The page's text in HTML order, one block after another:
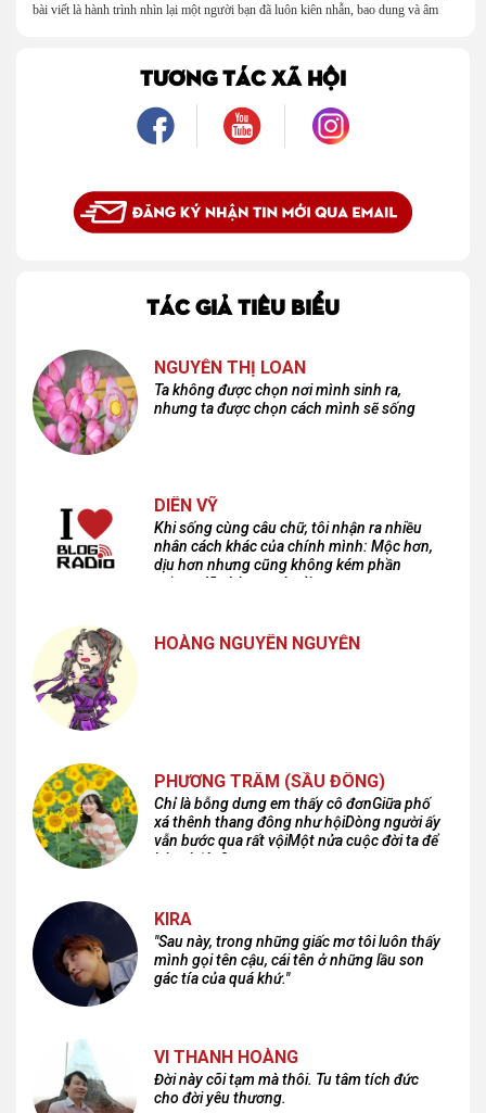
bài viết là hành trình nhìn lại một người bạn đã luôn kiên nhẫn, bao dung và âm
là một mối tình, mà là một người luôn cho tôi quyền được là chính mình.
TƯƠNG TÁC XÃ HỘI
TÁC GIẢ TIÊU BIỂU
NGUYỄN THỊ LOAN
Ta không được chọn nơi mình sinh ra,
nhưng ta được chọn cách mình sẽ sống
DIÊN VỸ
Khi sống cùng câu chữ, tôi nhận ra nhiều
nhân cách khác của chính mình: Mộc hơn,
dịu hơn nhưng cũng không kém phần
cuồng dã và hoang hoải...
HOÀNG NGUYÊN NGUYỄN
PHƯƠNG TRÂM (SẦU ĐÔNG)
Chỉ là bỗng dưng em thấy cô đơnGiữa phố
xá thênh thang đông như hộiDòng người ấy
vẫn bước qua rất vộiMột nửa cuộc đời ta để
lại nơi đâu?
KIRA
"Sau này, trong những giấc mơ tôi luôn thấy
mình gọi tên cậu, cái tên ở những lầu son
gác tía của quá khứ."
VI THANH HOÀNG
Đời này cõi tạm mà thôi. Tu tâm tích đức
cho đời yêu thương.